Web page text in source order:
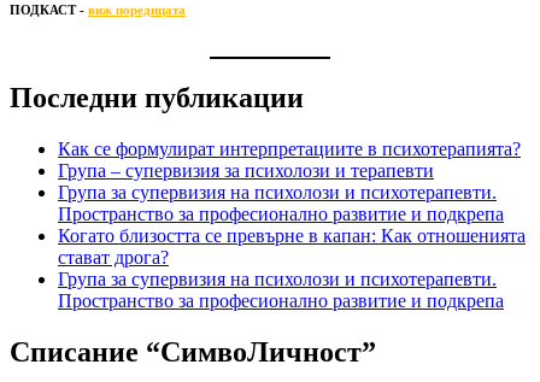
ПОДКАСТ - виж поредицата
Последни публикации
Как се формулират интерпретациите в психотерапията?
Група – супервизия за психолози и терапевти
Група за супервизия на психолози и психотерапевти.
Пространство за професионално развитие и подкрепа
Когато близостта се превърне в капан: Как отношенията
стават дрога?
Група за супервизия на психолози и психотерапевти.
Пространство за професионално развитие и подкрепа
Списание “СимвоЛичност”